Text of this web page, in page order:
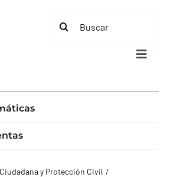
Buscar:
Toggle
y Protección Civil